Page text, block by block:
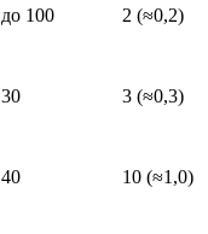
до 100 2 (≈0,2)
30 3 (≈0,3)
40 10 (≈1,0)